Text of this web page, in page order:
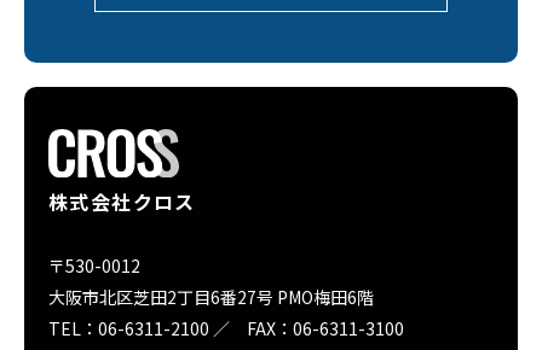
株式会社クロス
〒530-0012
大阪市北区芝田2丁目6番27号 PMO梅田6階
TEL：06-6311-2100 ／ FAX：06-6311-3100